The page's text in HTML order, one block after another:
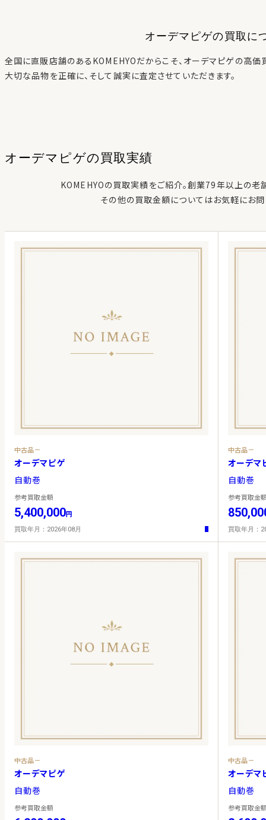
オーデマピゲの買取に
全国に直販店舗のあるKOMEHYOだからこそ、 オーデマピゲ の高価
大切な品物を正確に、そして誠実に査定させていただきます。
オーデマピゲの 買取実績
KOMEHYOの買取実績をご紹介。創業79年以上の老
その他の買取金額についてはお気軽にお問
中古品－
オーデマピゲ
自動巻
参考買取金額
5,400,000円
買取年月：2026年08月
中古品－
オーデマ
自動巻
参考買取金
買取年月：
中古品－
オーデマピゲ
自動巻
参考買取金額
中古品－
オーデマ
自動巻
参考買取金